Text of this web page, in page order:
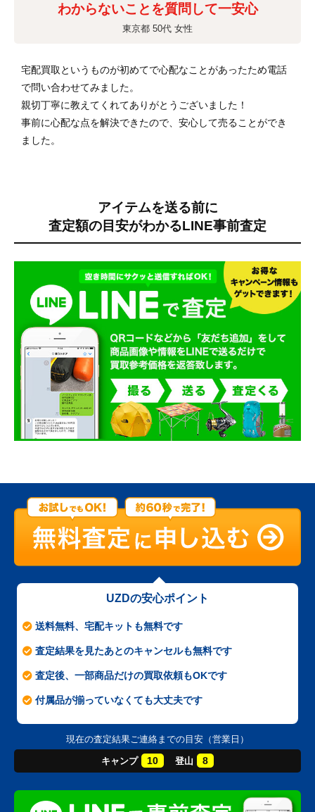
わからないことを質問して一安心
東京都 50代 女性
宅配買取というものが初めてで心配なことがあったため電話
で問い合わせてみました。
親切丁寧に教えてくれてありがとうございました！
事前に心配な点を解決できたので、安心して売ることができ
ました。
アイテムを送る前に
査定額の目安がわかるLINE事前査定
UZDの安心ポイント
送料無料、宅配キットも無料です
査定結果を見たあとのキャンセルも無料です
査定後、一部商品だけの買取依頼もOKです
付属品が揃っていなくても大丈夫です
現在の査定結果ご連絡までの目安（営業日）
キャンプ 10 登山 8